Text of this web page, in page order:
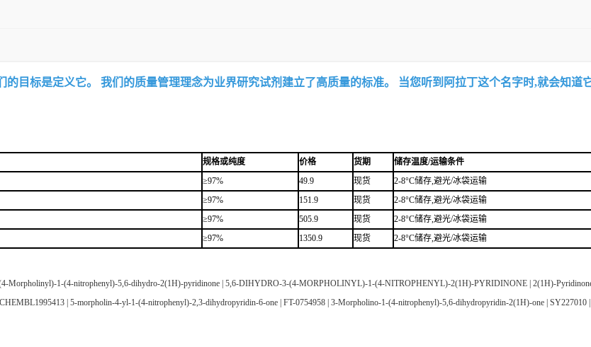
目标是定义它。 我们的质量管理理念为业界研究试剂建立了高质量的标准。 当您听到阿拉丁这个名字时,就会知道
规格或纯度 价格 货期
储存温度/运输条件
≥97% 49.9 现货
2-8°C储存,避光/冰袋运输
≥97% 151.9 现货
2-8°C储存,避光/冰袋运输
≥97% 505.9 现货
2-8°C储存,避光/冰袋运输
≥97% 1350.9 现货 2-8°C储存,避光/冰袋运输
Morpholinyl)-1-(4-nitrophenyl)-5,6-dihydro-2(1H)-pyridinone | 5,6-DIHYDRO-3-(4-MORPHOLINYL)-1-(4-NITROPHENYL)-2(1H)-PYRIDINONE | 2(1H)-
| 5-morpholin-4-yl-1-(4-nitrophenyl)-2,3-dihydropyridin-6-one | FT-0754958 | 3-Morpholino-1-(4-nitrophenyl)-5,6-dihydropyridin-2(1H)-one | SY227010